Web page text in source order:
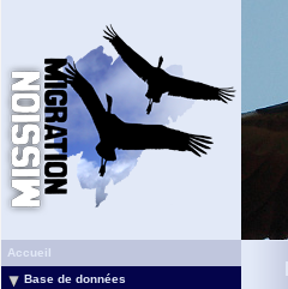
Accueil
Base de données